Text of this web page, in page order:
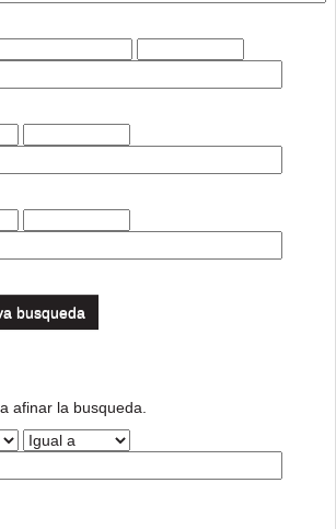
busqueda
afinar la busqueda.